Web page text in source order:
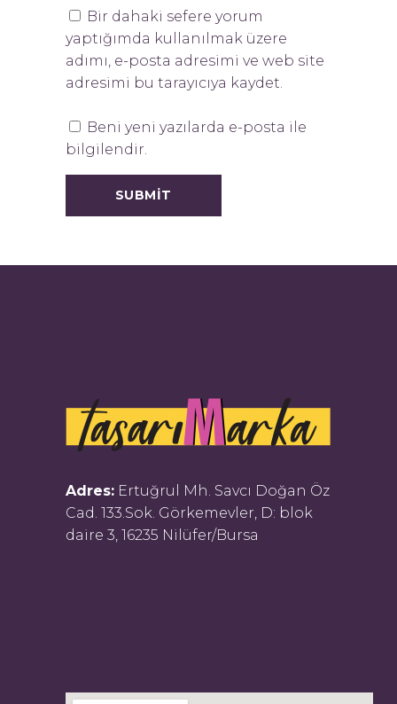
Bir dahaki sefere yorum
yaptığımda kullanılmak üzere
adımı, e-posta adresimi ve web site
adresimi bu tarayıcıya kaydet.
Beni yeni yazılarda e-posta ile
bilgilendir.
Adres: Ertuğrul Mh. Savcı Doğan Öz
Cad. 133.Sok. Görkemevler, D: blok
daire 3, 16235 Nilüfer/Bursa